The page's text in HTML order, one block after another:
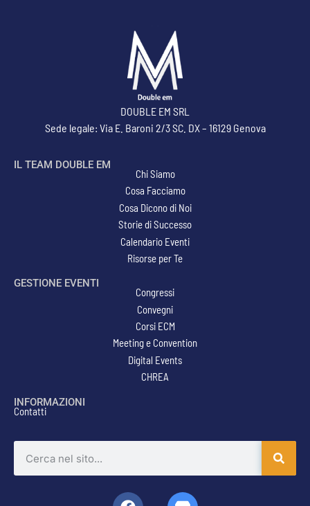
DOUBLE EM SRL
Sede legale: Via E. Baroni 2/3 SC. DX – 16129 Genova
IL TEAM DOUBLE EM
Chi Siamo
Cosa Facciamo
Cosa Dicono di Noi
Storie di Successo
Calendario Eventi
Risorse per Te
GESTIONE EVENTI
Congressi
Convegni
Corsi ECM
Meeting e Convention
Digital Events
CHREA
INFORMAZIONI
Contatti